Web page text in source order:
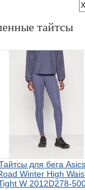
тайтсы
для бега Asics
Winter High
W 2012D278-